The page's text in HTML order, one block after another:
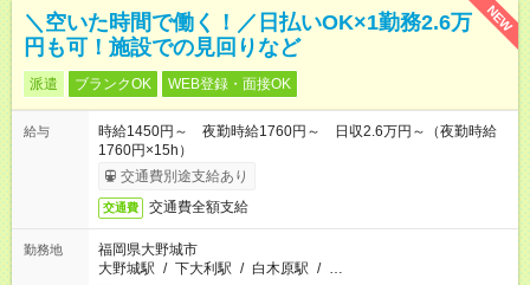
NEW
＼空いた時間で働く！／日払いOK×1勤務2.6万
円も可！施設での見回りなど
派遣 ブランクOK WEB登録・面接OK
給与
時給1450円～ 夜勤時給1760円～ 日収2.6万円～（夜勤時給
1760円×15h）
交通費別途支給あり
交通費 交通費全額支給
勤務地
福岡県大野城市
大野城駅 / 下大利駅 / 白木原駅 / …